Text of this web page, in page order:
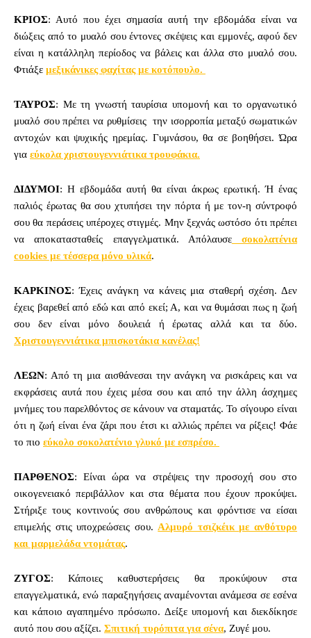
ΚΡΙΟΣ: Αυτό που έχει σημασία αυτή την εβδομάδα είναι να
διώξεις από το μυαλό σου έντονες σκέψεις και εμμονές, αφού δεν
είναι η κατάλληλη περίοδος να βάλεις και άλλα στο μυαλό σου.
Φτιάξε μεξικάνικες φαχίτας με κοτόπουλο.
ΤΑΥΡΟΣ: Με τη γνωστή ταυρίσια υπομονή και το οργανωτικό
μυαλό σου πρέπει να ρυθμίσεις την ισορροπία μεταξύ σωματικών
αντοχών και ψυχικής ηρεμίας. Γυμνάσου, θα σε βοηθήσει. Ώρα
για εύκολα χριστουγεννιάτικα τρουφάκια.
ΔΙΔΥΜΟI: Η εβδομάδα αυτή θα είναι άκρως ερωτική. Ή ένας
παλιός έρωτας θα σου χτυπήσει την πόρτα ή με τον-η σύντροφό
σου θα περάσεις υπέροχες στιγμές. Μην ξεχνάς ωστόσο ότι πρέπει
να αποκατασταθείς επαγγελματικά. Απόλαυσεσοκολατένια
cookies με τέσσερα μόνο υλικά.
ΚΑΡΚΙΝΟΣ: Έχεις ανάγκη να κάνεις μια σταθερή σχέση. Δεν
έχεις βαρεθεί από εδώ και από εκεί; Α, και να θυμάσαι πως η ζωή
σου δεν είναι μόνο δουλειά ή έρωτας αλλά και τα δύο.
Χριστουγεννιάτικα μπισκοτάκια κανέλας!
ΛΕΩΝ: Από τη μια αισθάνεσαι την ανάγκη να ρισκάρεις και να
εκφράσεις αυτά που έχεις μέσα σου και από την άλλη άσχημες
μνήμες του παρελθόντος σε κάνουν να σταματάς. Το σίγουρο είναι
ότι η ζωή είναι ένα ζάρι που έτσι κι αλλιώς πρέπει να ρίξεις! Φάε
το πιο εύκολο σοκολατένιο γλυκό με εσπρέσο.
ΠΑΡΘΕΝΟΣ: Είναι ώρα να στρέψεις την προσοχή σου στο
οικογενειακό περιβάλλον και στα θέματα που έχουν προκύψει.
Στήριξε τους κοντινούς σου ανθρώπους και φρόντισε να είσαι
επιμελής στις υποχρεώσεις σου. Αλμυρό τσιζκέικ με ανθότυρο
και μαρμελάδα ντομάτας.
ΖΥΓΟΣ: Κάποιες καθυστερήσεις θα προκύψουν στα
επαγγελματικά, ενώ παραξηγήσεις αναμένονται ανάμεσα σε εσένα
και κάποιο αγαπημένο πρόσωπο. Δείξε υπομονή και διεκδίκησε
αυτό που σου αξίζει. Σπιτική τυρόπιτα για σένα, Ζυγέ μου.